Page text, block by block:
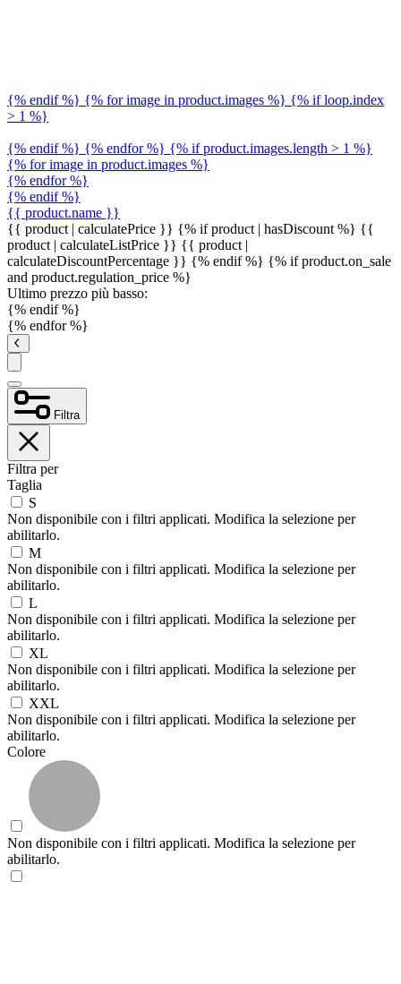
{% endif %} {% for image in product.images %} {% if loop.index
> 1 %}
{% endif %} {% endfor %} {% if product.images.length > 1 %}
{% for image in product.images %}
{% endfor %}
{% endif %}
{{ product.name }}
{{ product | calculatePrice }} {% if product | hasDiscount %} {{
product | calculateListPrice }} {{ product |
calculateDiscountPercentage }} {% endif %} {% if product.on_sale
and product.regulation_price %}
Ultimo prezzo più basso:
{% endif %}
{% endfor %}
Filtra
Filtra per
Taglia
S
Non disponibile con i filtri applicati. Modifica la selezione per
abilitarlo.
M
Non disponibile con i filtri applicati. Modifica la selezione per
abilitarlo.
L
Non disponibile con i filtri applicati. Modifica la selezione per
abilitarlo.
XL
Non disponibile con i filtri applicati. Modifica la selezione per
abilitarlo.
XXL
Non disponibile con i filtri applicati. Modifica la selezione per
abilitarlo.
Colore
Non disponibile con i filtri applicati. Modifica la selezione per
abilitarlo.